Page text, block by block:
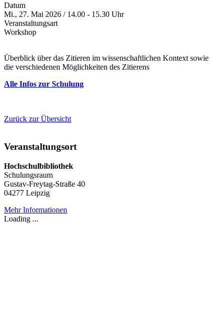
Datum
Mi., 27. Mai 2026 / 14.00 - 15.30 Uhr
Veranstaltungsart
Workshop
Überblick über das Zitieren im wissenschaftlichen Kontext sowie
die verschiedenen Möglichkeiten des Zitierens
Alle Infos zur Schulung
Zurück zur Übersicht
Veranstaltungsort
Hochschulbibliothek
Schulungsraum
Gustav-Freytag-Straße 40
04277 Leipzig
Mehr Informationen
Loading ...